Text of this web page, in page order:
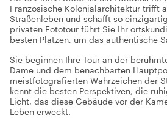
Französische Kolonialarchitektur trifft
Straßenleben und schafft so
privaten Fototour führt Sie Ihr
besten Plätzen, um das authentische
Sie beginnen Ihre Tour an der
Dame und dem benachbarten
meistfotografierten Wahrzeichen der
kennt die besten Perspektiven, die
Licht, das diese Gebäude vor der
Leben erweckt.